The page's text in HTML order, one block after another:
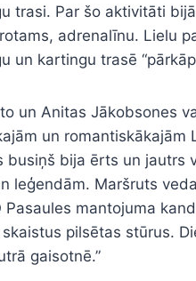
trasi. Par šo aktivitāti
adrenalīnu. Lielu
un kartingu trasē
un Anitas
un
busiņš bija ērts un
leģendām. Maršruts
mantojuma
pilsētas stūrus.
gaisotnē.”